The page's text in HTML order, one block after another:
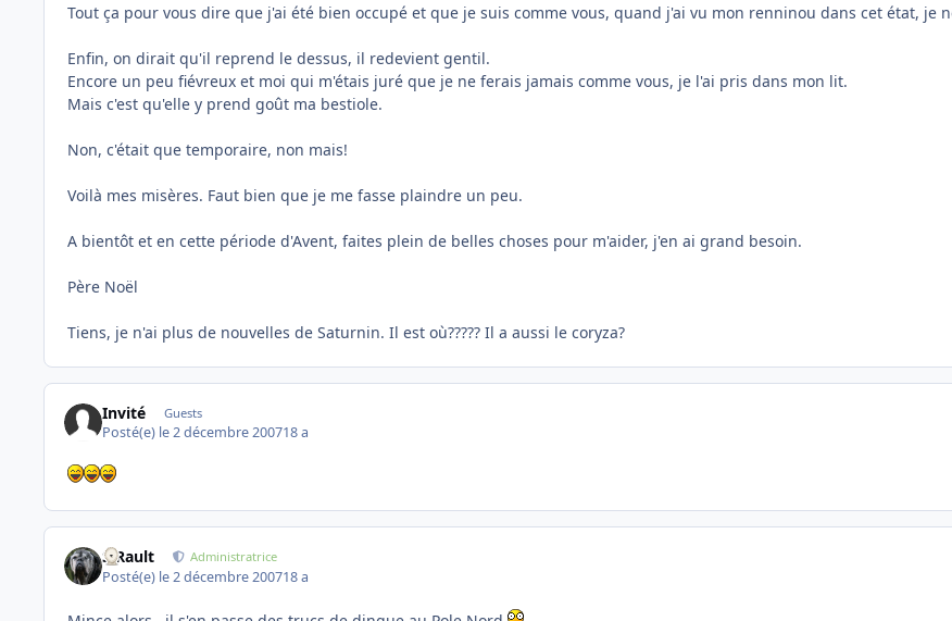
Tout ça pour vous dire que j'ai été bien occupé et que je suis comme vous, quand j'ai vu mon renninou dans cet état, je
Enfin, on dirait qu'il reprend le dessus, il redevient gentil.
Encore un peu fiévreux et moi qui m'étais juré que je ne ferais jamais comme vous, je l'ai pris dans mon lit.
Mais c'est qu'elle y prend goût ma bestiole.
Non, c'était que temporaire, non mais!
Voilà mes misères. Faut bien que je me fasse plaindre un peu.
A bientôt et en cette période d'Avent, faites plein de belles choses pour m'aider, j'en ai grand besoin.
Père Noël
Tiens, je n'ai plus de nouvelles de Saturnin. Il est où????? Il a aussi le coryza?
Invité Guests
Posté(e) le 2 décembre 200718 a
S.Rault Administratrice
Posté(e) le 2 décembre 200718 a